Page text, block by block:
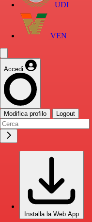
UDI
VEN
Accedi
Modifica profilo Logout
Installa la Web App